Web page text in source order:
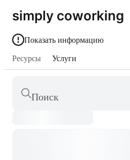
simply coworking
Показать информацию
Ресурсы Услуги